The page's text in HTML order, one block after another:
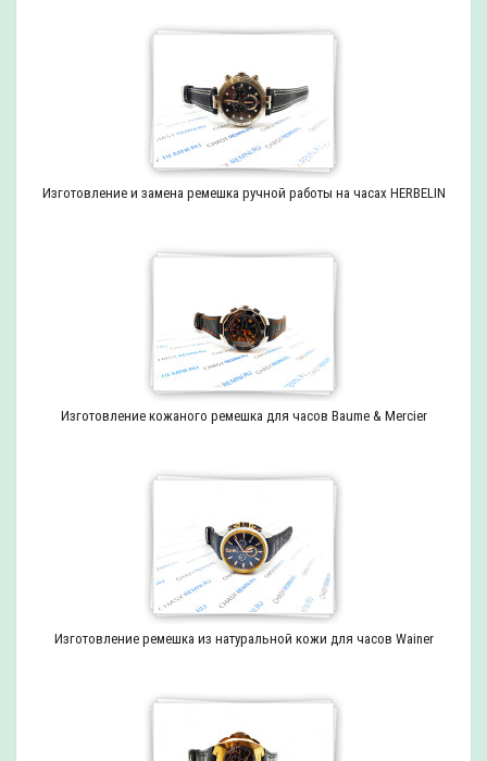
Изготовление и замена ремешка ручной работы на часах HERBELIN
Изготовление кожаного ремешка для часов Baume & Mercier
Изготовление ремешка из натуральной кожи для часов Wainer